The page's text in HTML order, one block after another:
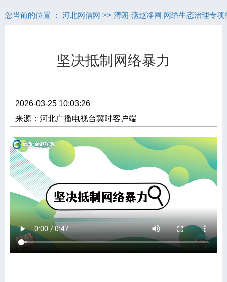
您当前的位置 ： 河北网信网 >> 清朗·燕赵净网 网络生态治理专项
坚决抵制网络暴力
2026-03-25 10:03:26
来源：河北广播电视台冀时客户端